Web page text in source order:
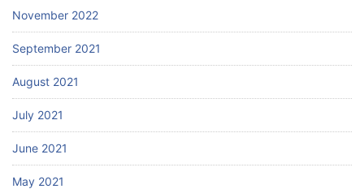
November 2022
September 2021
August 2021
July 2021
June 2021
May 2021